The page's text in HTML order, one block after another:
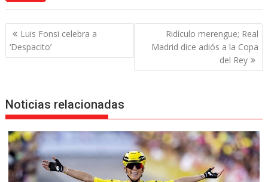
Navegación
de
entradas
Luis Fonsi celebra a
‘Despacito’
Ridículo merengue; Real
Madrid dice adiós a la Copa
del Rey
Noticias relacionadas